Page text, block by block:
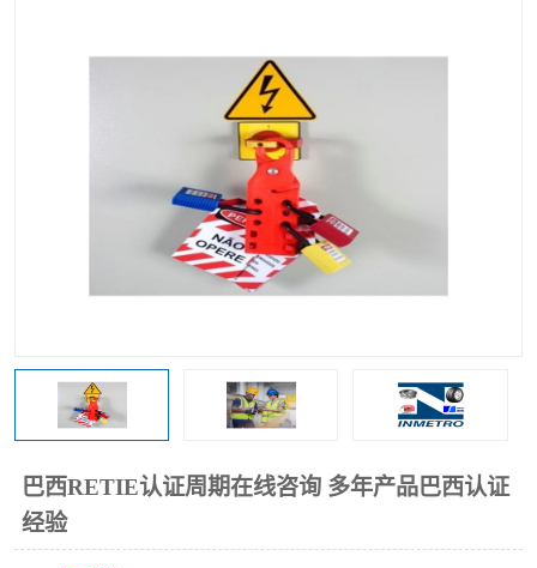
巴西RETIE认证周期在线咨询 多年产品巴西认证
经验